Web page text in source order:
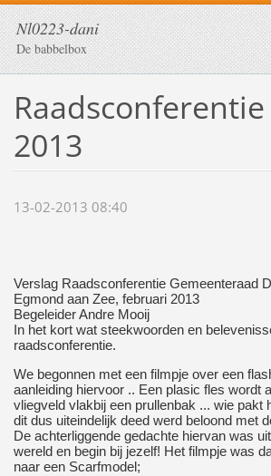
Nl0223-dani
De babbelbox
2013
13-02-2013 08:40
Verslag Raadsconferentie Gemeenteraad
Egmond aan Zee, februari 2013
Begeleider Andre Mooij
In het kort wat steekwoorden en
raadsconferentie.
We begonnen met een filmpje over een
aanleiding hiervoor .. Een plasic fles wordt
vliegveld vlakbij een prullenbak ... wie pakt
dit dus uiteindelijk deed werd beloond met
De achterliggende gedachte hiervan was
wereld en begin bij jezelf! Het filmpje was
naar een Scarfmodel;